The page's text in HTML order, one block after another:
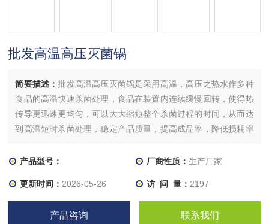
批发高温高压灭菌锅
简要描述：批发高温高压灭菌锅是采用高温，高压之热水作多种
食品的高温快速杀菌处理，食品在装置内连续缓慢回转，使得热
传导更迅速更均匀，可以大大缩短整个杀菌过程的时间，从而达
到高温短时杀菌处理，稳定产品质量，提高成品率，降低损耗率
产品型号：
厂商性质： 生产厂家
更新时间： 2026-05-26 访 问 量： 2197
产品咨询 联系我们